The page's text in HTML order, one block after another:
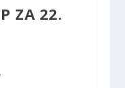
ZA 22.